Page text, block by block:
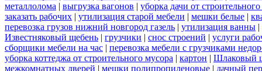
металлолома | выгрузка вагонов | уборка дачи от
заказать рабочих | утилизация старой мебели | мешки белые |
перевозка грузов нижний новгород газель | утилизация ванны |
Известняковый щебень | грузчики | снос строений | услуги
сборщики мебели на час | перевозка мебели с грузчиками
уборка коттеджа от строительного мусора | картон | Шлаковый
межкомнатных дверей | мешки полипропиленовые | дачный